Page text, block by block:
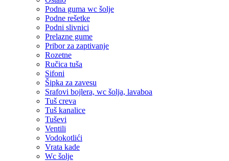
Podna guma wc šolje
Podne rešetke
Podni slivnici
Prelazne gume
Pribor za zaptivanje
Rozetne
Ručica tuša
Sifoni
Šipka za zavesu
Srafovi bojlera, wc šolja, lavaboa
Tuš creva
Tuš kanalice
Tuševi
Ventili
Vodokotlići
Vrata kade
Wc šolje